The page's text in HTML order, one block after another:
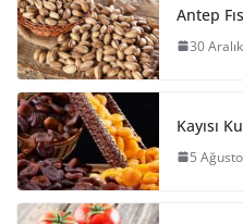
Antep
30
Kayısı
5